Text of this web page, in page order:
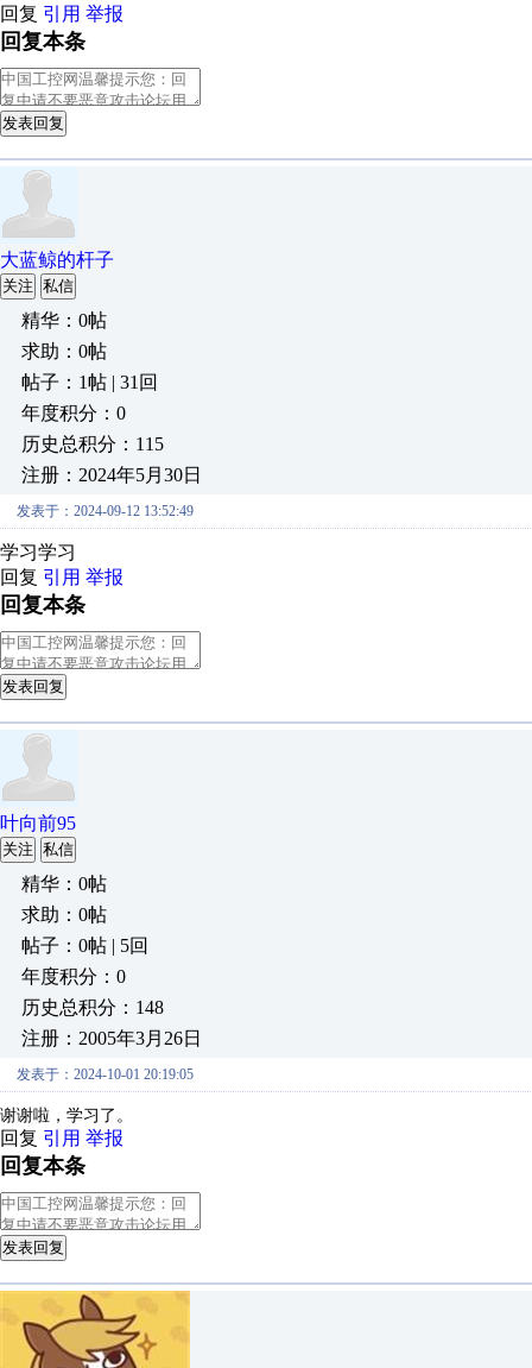
回复 引用 举报
回复本条
发表回复
大蓝鲸的杆子
关注 私信
精华：0帖
求助：0帖
帖子：1帖 | 31回
年度积分：0
历史总积分：115
注册：2024年5月30日
发表于：2024-09-12 13:52:49
学习学习
回复 引用 举报
回复本条
发表回复
叶向前95
关注 私信
精华：0帖
求助：0帖
帖子：0帖 | 5回
年度积分：0
历史总积分：148
注册：2005年3月26日
发表于：2024-10-01 20:19:05
谢谢啦，学习了。
回复 引用 举报
回复本条
发表回复